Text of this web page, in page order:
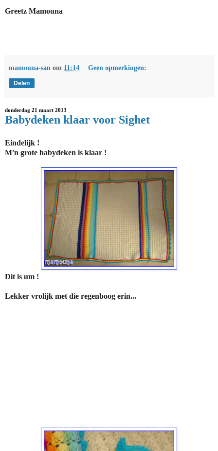
Greetz Mamouna
mamouna-san om 11:14 Geen opmerkingen:
Delen
donderdag 21 maart 2013
Babydeken klaar voor Sighet
Eindelijk !
M'n grote babydeken is klaar !
Dit is um !
Lekker vrolijk met die regenboog erin...